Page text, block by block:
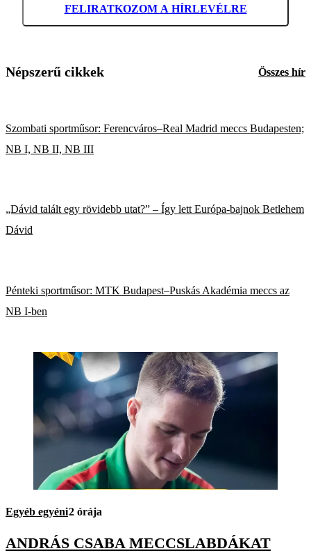
FELIRATKOZOM A HÍRLEVÉLRE
Népszerű cikkek Összes hír
Szombati sportműsor: Ferencváros–Real Madrid meccs Budapesten;
NB I, NB II, NB III
„Dávid talált egy rövidebb utat?” – Így lett Európa-bajnok Betlehem
Dávid
Pénteki sportműsor: MTK Budapest–Puskás Akadémia meccs az
NB I-ben
Egyéb egyéni2 órája
ANDRÁS CSABA MECCSLABDÁKAT